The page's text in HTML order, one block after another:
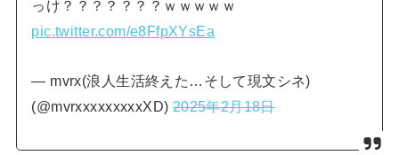
っけ？？？？？？？ｗｗｗｗｗ
pic.twitter.com/e8FfpXYsEa
— mvrx(浪人生活終えた…そして現文シネ)
(@mvrxxxxxxxxxXD)2025年2月18日